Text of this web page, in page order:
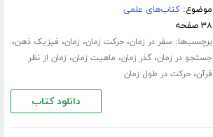
موضوع:کتاب‌های علمی
۳۸ صفحه
برچسب‌ها: سفر در زمان،حرکت زمان، زمان، فیزیک ذهن،
جستجو در زمان،گذر زمان، ماهیت زمان، زمان از نظر
قرآن،حرکت در طول زمان
دانلود کتاب